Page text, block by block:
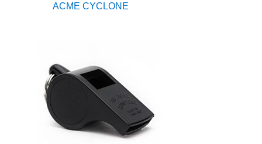
ACME CYCLONE